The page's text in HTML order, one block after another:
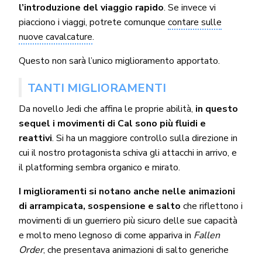
l’introduzione del viaggio rapido. Se invece vi
piacciono i viaggi, potrete comunquecontare sulle
nuove cavalcature.
Questo non sarà l’unico miglioramento apportato.
TANTI MIGLIORAMENTI
Da novello Jedi che affina le proprie abilità, in questo
sequel i movimenti di Cal sono più fluidi e
reattivi. Si ha un maggiore controllo sulla direzione in
cui il nostro protagonista schiva gli attacchi in arrivo, e
il platforming sembra organico e mirato.
I miglioramenti si notano anche nelle animazioni
di arrampicata, sospensione e salto che riflettono i
movimenti di un guerriero più sicuro delle sue capacità
e molto meno legnoso di come appariva in Fallen
Order, che presentava animazioni di salto generiche